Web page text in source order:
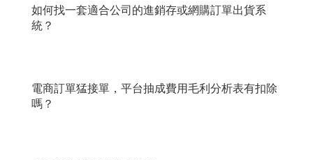
如何找一套適合公司的進銷存或網購訂單出貨系
統？
電商訂單猛接單，平台抽成費用毛利分析表有扣除
嗎？